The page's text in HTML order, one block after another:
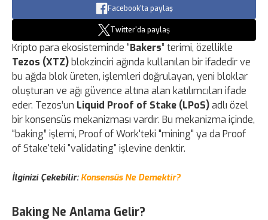
Facebook'ta paylaş
Twitter'da paylaş
Kripto para ekosisteminde “Bakers” terimi, özellikle
Tezos (XTZ)blokzinciri ağında kullanılan bir ifadedir ve
bu ağda blok üreten, işlemleri doğrulayan, yeni bloklar
oluşturan ve ağı güvence altına alan katılımcıları ifade
eder. Tezos’un Liquid Proof of Stake (LPoS)adlı özel
bir konsensüs mekanizması vardır. Bu mekanizma içinde,
“baking” işlemi, Proof of Work'teki "mining" ya da Proof
of Stake'teki "validating" işlevine denktir.
İlginizi Çekebilir: Konsensüs Ne Demektir?
Baking Ne Anlama Gelir?